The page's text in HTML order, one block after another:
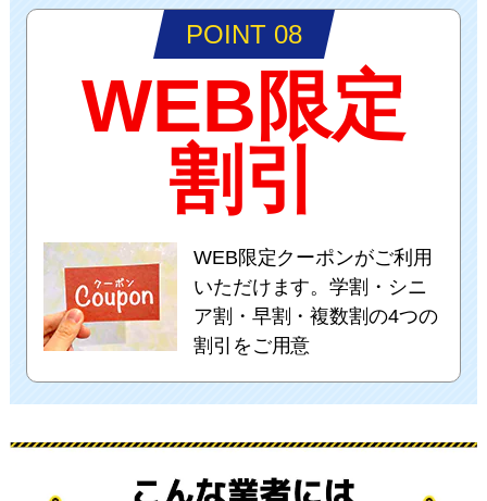
POINT 08
WEB限定
割引
WEB限定クーポンがご利用
いただけます。学割・シニ
ア割・早割・複数割の4つの
割引をご用意